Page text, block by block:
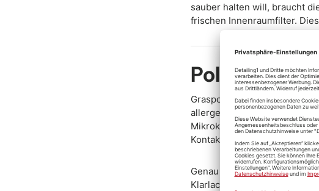
sauber halten will, braucht
frischen Innenraumfilter.
Pollen sind
Graspollen sind
allergene Stoffe
Mikroklima im Auto und
Kontakt kommt.
Genau das ist der Grund,
Klarlack zeigt sich der